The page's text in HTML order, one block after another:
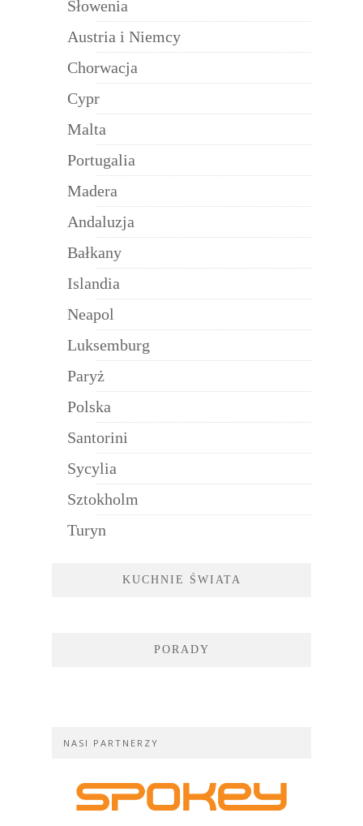
Słowenia
Austria i Niemcy
Chorwacja
Cypr
Malta
Portugalia
Madera
Andaluzja
Bałkany
Islandia
Neapol
Luksemburg
Paryż
Polska
Santorini
Sycylia
Sztokholm
Turyn
KUCHNIE ŚWIATA
PORADY
NASI PARTNERZY